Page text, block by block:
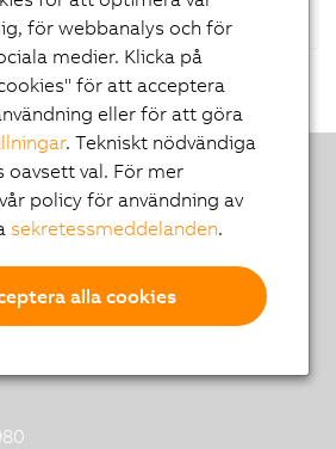
Group
för webbanalys och för
medier. Klicka på
för att acceptera
eller för att göra
. Tekniskt nödvändiga
oavsett val. För mer
policy för användning av
sekretessmeddelanden.
alla cookies